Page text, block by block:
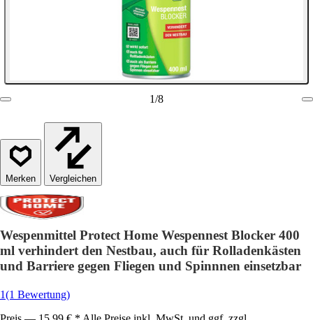
1/8
Vergleichen
Wespenmittel Protect Home Wespennest Blocker 400
ml verhindert den Nestbau, auch für Rolladenkästen
und Barriere gegen Fliegen und Spinnnen einsetzbar
1(1 Bewertung)